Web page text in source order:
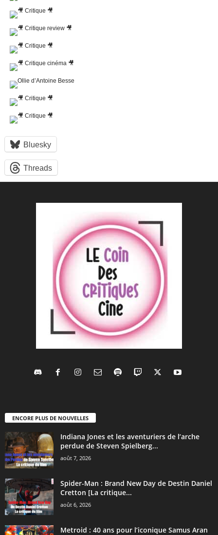
Bluesky
Threads
ENCORE PLUS DE NOUVELLES
Indiana Jones et les aventuriers de l’arche
perdue de Steven Spielberg...
août 7, 2026
Spider-Man : Brand New Day de Destin Daniel
Cretton [La critique...
août 6, 2026
Metroid : 40 ans pour l’iconique Samus Aran